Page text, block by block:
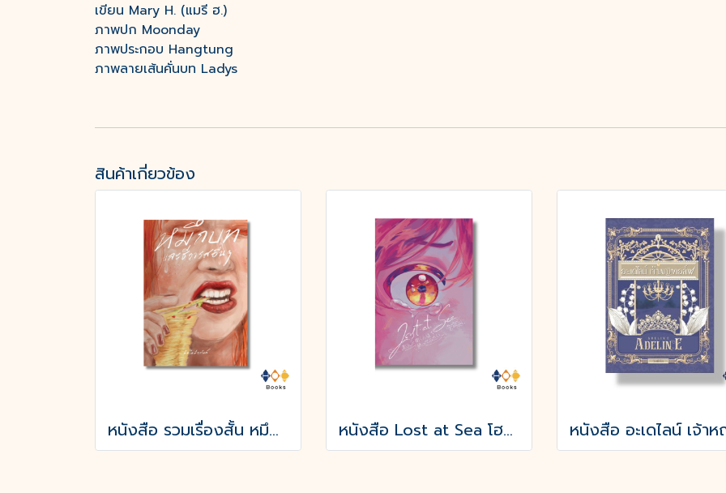
เขียน Mary H. (แมรี ฮ.)
ภาพปก Moonday
ภาพประกอบ Hangtung
ภาพลายเส้นคั่นบท Ladys
สินค้าเกี่ยวข้อง
หนังสือ รวมเรื่องสั้น หมึกบทและชีวารสอื่น ๆ หนังสือ Lost at Sea โฮชิคุงกับโมริคุงดูเหมือนจะหลงทาง